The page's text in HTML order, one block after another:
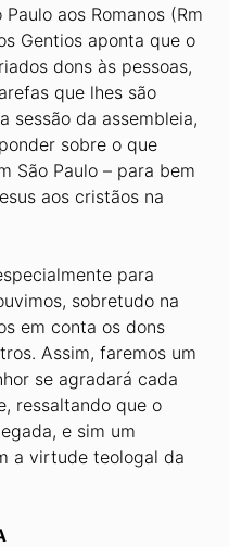
aos Romanos (Rm
Gentios aponta que o
dons às pessoas,
que lhes são
sessão da assembleia,
sobre o que
São Paulo – para bem
aos cristãos na
para
sobretudo na
em conta os dons
Assim, faremos um
se agradará cada
ressaltando que o
e sim um
a virtude teologal da